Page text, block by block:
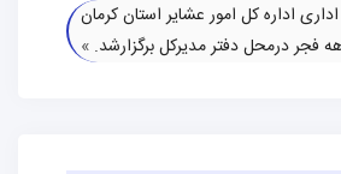
اداره کل امور عشایر استان کرمان
فجر درمحل دفتر مدیرکل برگزارشد.»